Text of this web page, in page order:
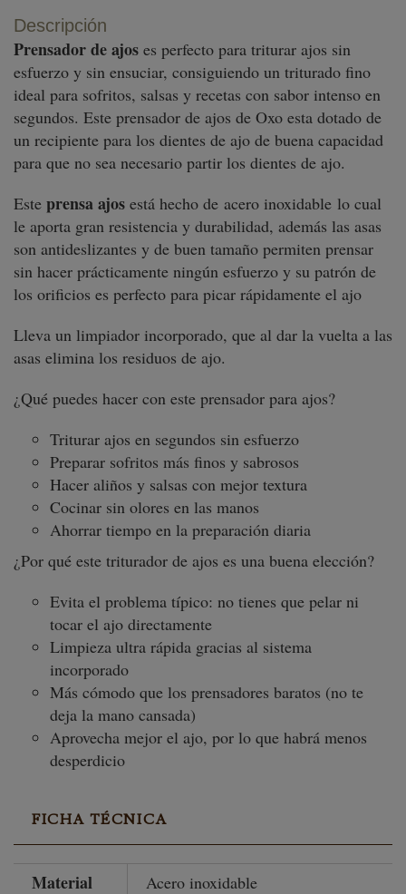
Descripción
Prensador de ajos es perfecto para triturar ajos sin
esfuerzo y sin ensuciar, consiguiendo un triturado fino
ideal para sofritos, salsas y recetas con sabor intenso en
segundos. Este prensador de ajos de Oxo esta dotado de
un recipiente para los dientes de ajo de buena capacidad
para que no sea necesario partir los dientes de ajo.
Este prensa ajos está hecho de acero inoxidable lo cual
le aporta gran resistencia y durabilidad, además las asas
son antideslizantes y de buen tamaño permiten prensar
sin hacer prácticamente ningún esfuerzo y su patrón de
los orificios es perfecto para picar rápidamente el ajo
Lleva un limpiador incorporado, que al dar la vuelta a las
asas elimina los residuos de ajo.
¿Qué puedes hacer con este prensador para ajos?
Triturar ajos en segundos sin esfuerzo
Preparar sofritos más finos y sabrosos
Hacer aliños y salsas con mejor textura
Cocinar sin olores en las manos
Ahorrar tiempo en la preparación diaria
¿Por qué este triturador de ajos es una buena elección?
Evita el problema típico: no tienes que pelar ni
tocar el ajo directamente
Limpieza ultra rápida gracias al sistema
incorporado
Más cómodo que los prensadores baratos (no te
deja la mano cansada)
Aprovecha mejor el ajo, por lo que habrá menos
desperdicio
FICHA TÉCNICA
Material Acero inoxidable